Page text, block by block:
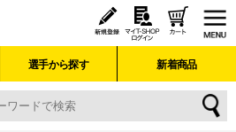
選手から探す 新着商品